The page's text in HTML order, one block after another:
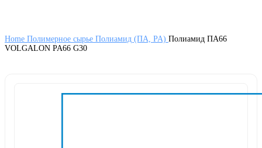
Home Полимерное сырье Полиамид (ПА, PA) Полиамид ПА66
VOLGALON PA66 G30